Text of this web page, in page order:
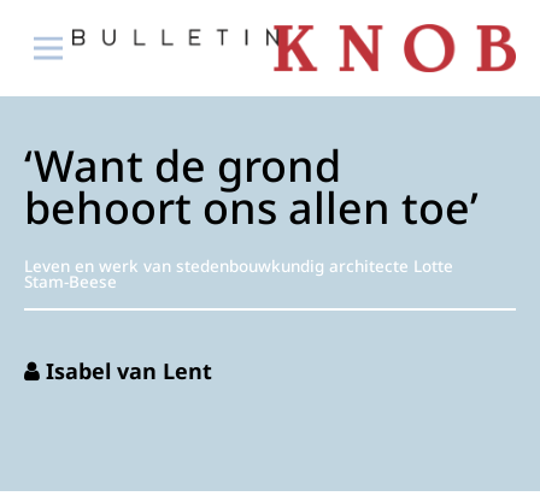
‘Want de grond
behoort ons allen toe’
Leven en werk van stedenbouwkundig architecte Lotte
Stam-Beese
Isabel van Lent